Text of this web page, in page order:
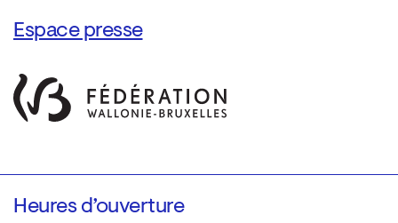
Espace presse
Heures d’ouverture